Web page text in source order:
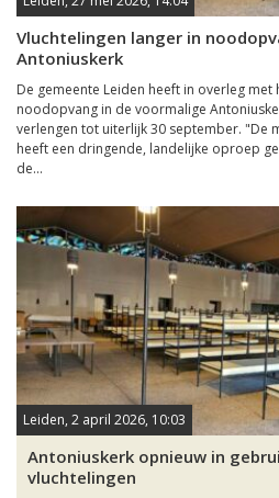
Vluchtelingen langer in
Antoniuskerk
De gemeente Leiden heeft in overleg
noodopvang in de voormalige
verlengen tot uiterlijk 30 september. "De
heeft een dringende, landelijke oproep
de...
Leiden, 2 april 2026, 10:03
Antoniuskerk opnieuw in
vluchtelingen